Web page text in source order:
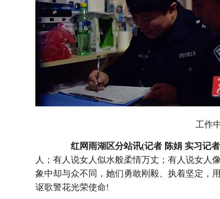
工作
红网雨湖区分站讯(记者 陈娟 实习记
人；有人说女人似水般柔情万丈；有人说女
象中却与众不同，她们勇敢刚毅、执着坚定，
讴歌警花光荣使命!